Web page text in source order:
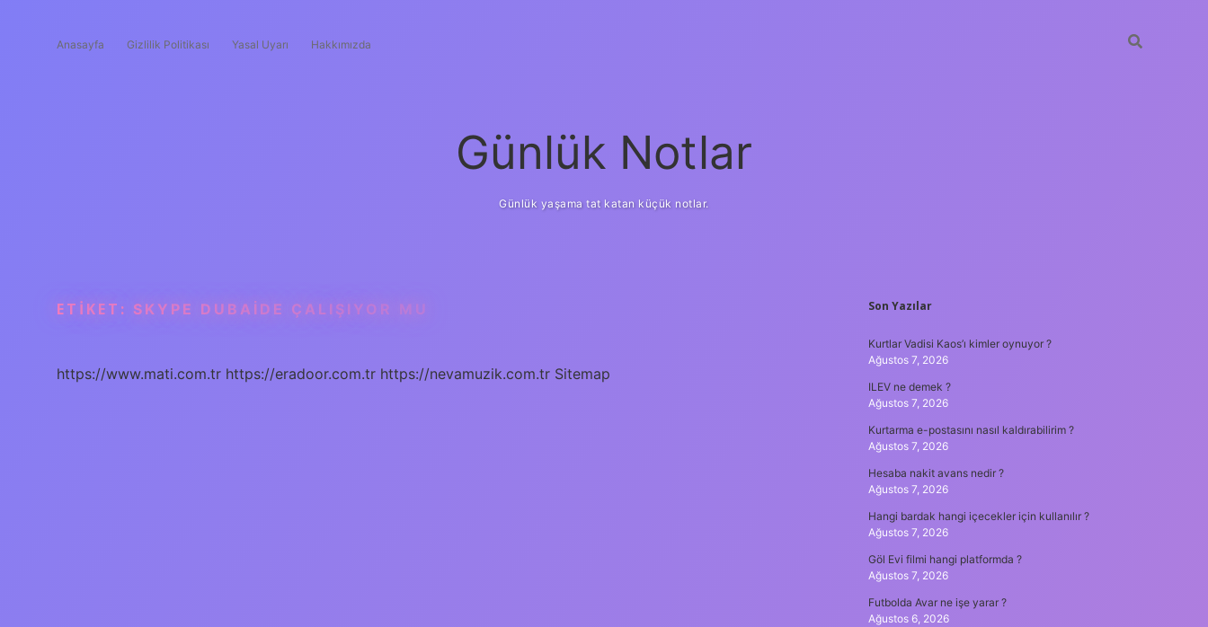
Anasayfa Gizlilik Politikası Yasal Uyarı Hakkımızda
Günlük Notlar
Günlük yaşama tat katan küçük notlar.
ETIKET: SKYPE DUBAIDE ÇALIŞIYOR MU
https://www.mati.com.tr https://eradoor.com.tr https://nevamuzik.com.tr Sitemap
SIDEBAR
Son Yazılar
Kurtlar Vadisi Kaos’ı kimler oynuyor ?
Ağustos 7, 2026
ILEV ne demek ?
Ağustos 7, 2026
Kurtarma e-postasını nasıl kaldırabilirim ?
Ağustos 7, 2026
Hesaba nakit avans nedir ?
Ağustos 7, 2026
Hangi bardak hangi içecekler için kullanılır ?
Ağustos 7, 2026
Göl Evi filmi hangi platformda ?
Ağustos 7, 2026
Futbolda Avar ne işe yarar ?
Ağustos 6, 2026